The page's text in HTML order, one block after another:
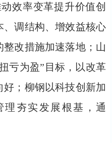
效率变革提升价值创
调结构、增效益核心
整改措施加速落地；山
亏为盈”目标，以改革
；柳钢以科技创新加
夯实发展根基，通